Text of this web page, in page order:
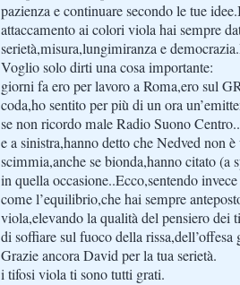
pazienza e continuare secondo le tue
attaccamento ai colori viola hai sempre
serietà,misura,lungimiranza e
Voglio solo dirti una cosa importante:
giorni fa ero per lavoro a Roma,ero sul
coda,ho sentito per più di un ora
se non ricordo male Radio Suono
e a sinistra,hanno detto che Nedved non
scimmia,anche se bionda,hanno citato
in quella occasione..Ecco,sentendo
come l’equilibrio,che hai sempre
viola,elevando la qualità del pensiero dei
di soffiare sul fuoco della rissa,dell’offesa
Grazie ancora David per la tua serietà.
i tifosi viola ti sono tutti grati.